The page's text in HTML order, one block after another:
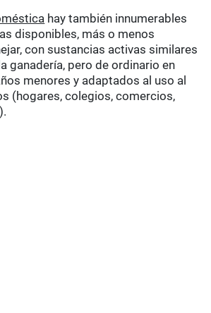
hay también innumerables
disponibles, más o menos
con sustancias activas similares
ganadería, pero de ordinario en
menores y adaptados al uso al
(hogares, colegios, comercios,